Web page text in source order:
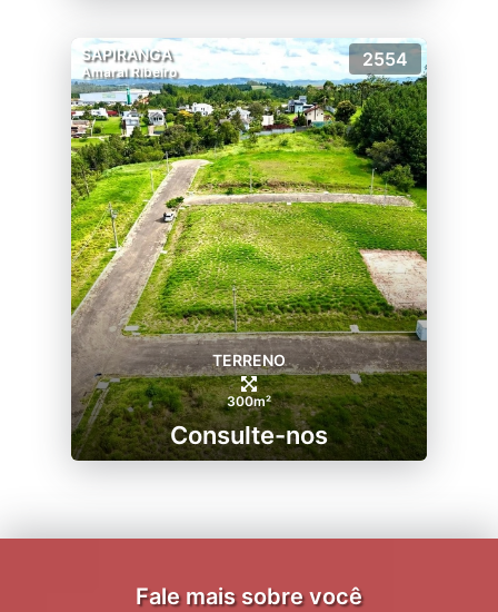
SAPIRANGA
Amaral Ribeiro
2554
TERRENO
300m²
Consulte-nos
Fale mais sobre você